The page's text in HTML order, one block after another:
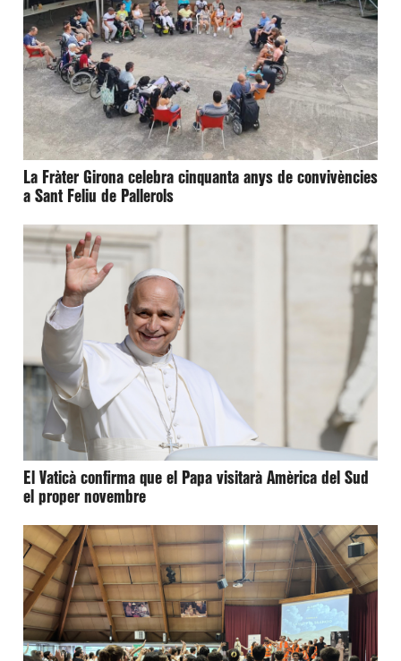
La Fràter Girona celebra cinquanta anys de convivències
a Sant Feliu de Pallerols
El Vaticà confirma que el Papa visitarà Amèrica del Sud
el proper novembre